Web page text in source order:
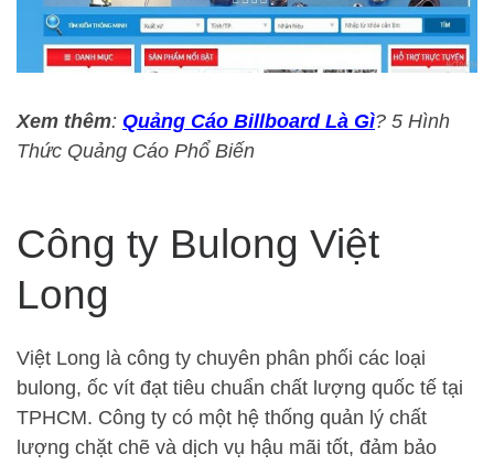
Xem thêm: Quảng Cáo Billboard Là Gì? 5 Hình
Thức Quảng Cáo Phổ Biến
Công ty Bulong Việt
Long
Việt Long là công ty chuyên phân phối các loại
bulong, ốc vít đạt tiêu chuẩn chất lượng quốc tế tại
TPHCM. Công ty có một hệ thống quản lý chất
lượng chặt chẽ và dịch vụ hậu mãi tốt, đảm bảo